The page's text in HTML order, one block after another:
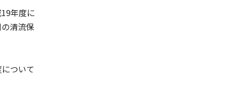
年度に
清流保
ついて